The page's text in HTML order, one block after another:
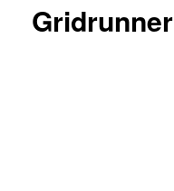
Gridrunner